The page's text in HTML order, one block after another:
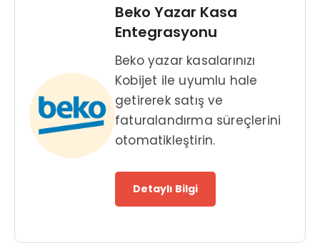
Beko Yazar Kasa
Entegrasyonu
Beko yazar kasalarınızı
Kobijet ile uyumlu hale
getirerek satış ve
faturalandırma süreçlerini
otomatikleştirin.
Detaylı Bilgi